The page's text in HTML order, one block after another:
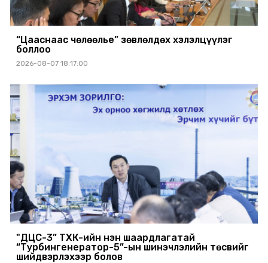
“Цааснаас чөлөөлье” зөвлөлдөх хэлэлцүүлэг
боллоо
2026-08-07 18:17:00
"ДЦС-3” ТӨХК-ийн нэн шаардлагатай
“Турбингенератор-5”-ын шинэчлэлийн төсвийг
шийдвэрлэхээр болов